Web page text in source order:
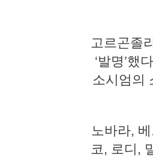
고르곤졸
‘발명’했
소시엄의
노바라,
코, 로디,